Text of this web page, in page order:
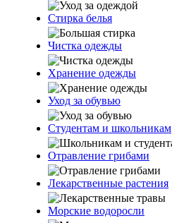
Стирка белья
Чистка одежды
Хранение одежды
Уход за обувью
Студентам и школьникам
Отравление грибами
Лекарственные растения
Морские водоросли